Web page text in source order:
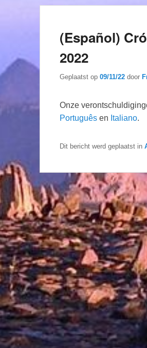
(Español)
2022
Geplaatst op 09/11/22 door
Onze
Português en Italiano.
Dit bericht werd geplaatst in